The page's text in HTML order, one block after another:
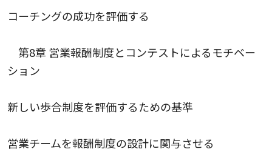
コーチングの成功を評価する
第8章 営業報酬制度とコンテストによるモチベー
ション
新しい歩合制度を評価するための基準
営業チームを報酬制度の設計に関与させる